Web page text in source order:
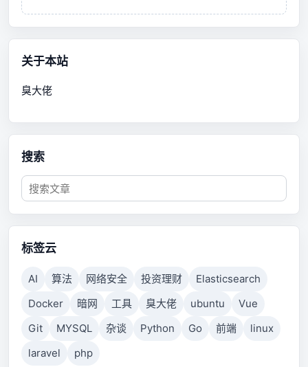
关于本站
臭大佬
搜索
标签云
AI 算法 网络安全 投资理财
Elasticsearch
Docker
暗网 工具 臭大佬 ubuntu
Vue
Git
MYSQL 杂谈 Python Go 前端
linux
laravel
php